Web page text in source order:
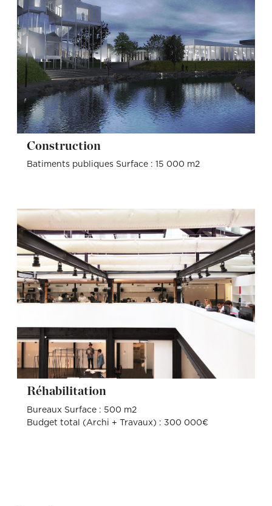
Construction
Batiments publiques Surface : 15 000 m2
Réhabilitation
Bureaux Surface : 500 m2
Budget total (Archi + Travaux) : 300 000€